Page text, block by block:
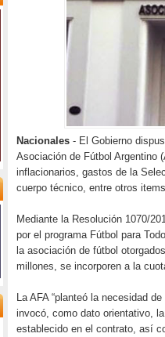
Nacionales - El Gobierno
Asociación de Fútbol Argentino
inflacionarios, gastos de la
cuerpo técnico, entre otros items.
Mediante la Resolución 1070/
por el programa Fútbol para
la asociación de fútbol
millones, se incorporen a la
La AFA “planteó la necesidad
invocó, como dato orientativo,
establecido en el contrato, así